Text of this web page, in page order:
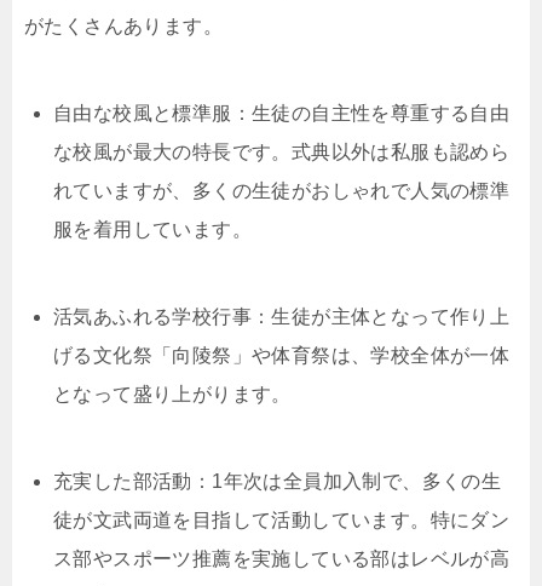
がたくさんあります。
自由な校風と標準服：生徒の自主性を尊重する自由
な校風が最大の特長です。式典以外は私服も認めら
れていますが、多くの生徒がおしゃれで人気の標準
服を着用しています。
活気あふれる学校行事：生徒が主体となって作り上
げる文化祭「向陵祭」や体育祭は、学校全体が一体
となって盛り上がります。
充実した部活動：1年次は全員加入制で、多くの生
徒が文武両道を目指して活動しています。特にダン
ス部やスポーツ推薦を実施している部はレベルが高